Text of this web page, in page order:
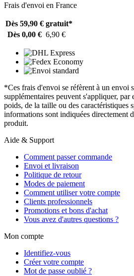
Frais d'envoi en France
Dès 59,90 € gratuit*
Dès 0,00 € 6,90 €
*Ces frais d'envoi se réfèrent à un envoi
supplémentaires peuvent s'appliquer, par
poids, de la taille ou des caractéristiques
informations sont indiquées directement
produit.
Aide & Support
Comment passer commande
Envoi et livraison
Politique de retour
Modes de paiement
Comment utiliser votre compte
Clients professionnels
Promotions et bons d'achat
Vous avez d'autres questions ?
Mon compte
Identifiez-vous
Créer votre compte
Mot de passe oublié ?